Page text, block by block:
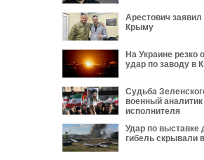
Арестович
Крыму
На Украине резко
удар по заводу в
Судьба
военный аналитик
исполнителя
Удар по выставке
гибель скрывали